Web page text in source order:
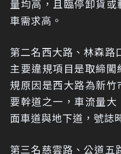
量均高，且臨停卸貨
車需求高。
第二名西大路、林森路
主要違規項目是取締
規原因是西大路為新
要幹道之一，車流量
面車道與地下道，號誌
第三名慈雲路、公道五